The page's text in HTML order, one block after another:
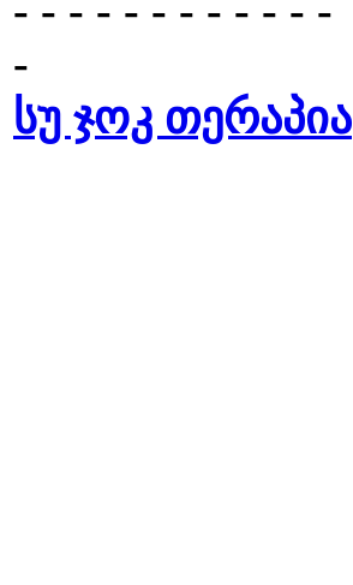
- - - - - - - - - - - -
-
სუ ჯოკ თერაპია